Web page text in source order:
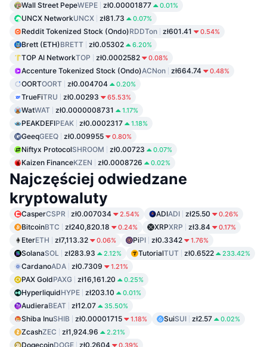
Wall Street PepeWEPE zł0.00001877 0.01%
UNCX NetworkUNCX zł81.73 0.07%
Reddit Tokenized Stock (Ondo)RDDTon zł601.41 0.54%
Brett (ETH)BRETT zł0.05302 6.20%
TOP AI NetworkTOP zł0.0002582 0.08%
Accenture Tokenized Stock (Ondo)ACNon zł664.74 0.48%
OORTOORT zł0.004704 0.20%
TrueFiTRU zł0.00293 65.53%
WatWAT zł0.0000008731 1.17%
PEAKDEFIPEAK zł0.0002317 1.18%
GeeqGEEQ zł0.009955 0.80%
Niftyx ProtocolSHROOM zł0.00723 0.07%
Kaizen FinanceKZEN zł0.0008726 0.02%
Najczęściej odwiedzane
kryptowaluty
CasperCSPR zł0.007034 2.54% ADIADI zł25.50 0.26%
BitcoinBTC zł240,820.18 0.24% XRPXRP zł3.84 0.17%
EterETH zł7,113.32 0.06% PiPI zł0.3342 1.76%
SolanaSOL zł283.93 2.12% TutorialTUT zł0.6522 233.42%
CardanoADA zł0.7309 1.21%
PAX GoldPAXG zł16,161.20 0.25%
HyperliquidHYPE zł203.10 0.01%
AudieraBEAT zł12.07 35.50%
Shiba InuSHIB zł0.00001715 1.18% SuiSUI zł2.57 0.02%
ZcashZEC zł1,924.96 2.21%
DogecoinDOGE zł0.2604